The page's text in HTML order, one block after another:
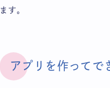
ます。
アプリを作ってで